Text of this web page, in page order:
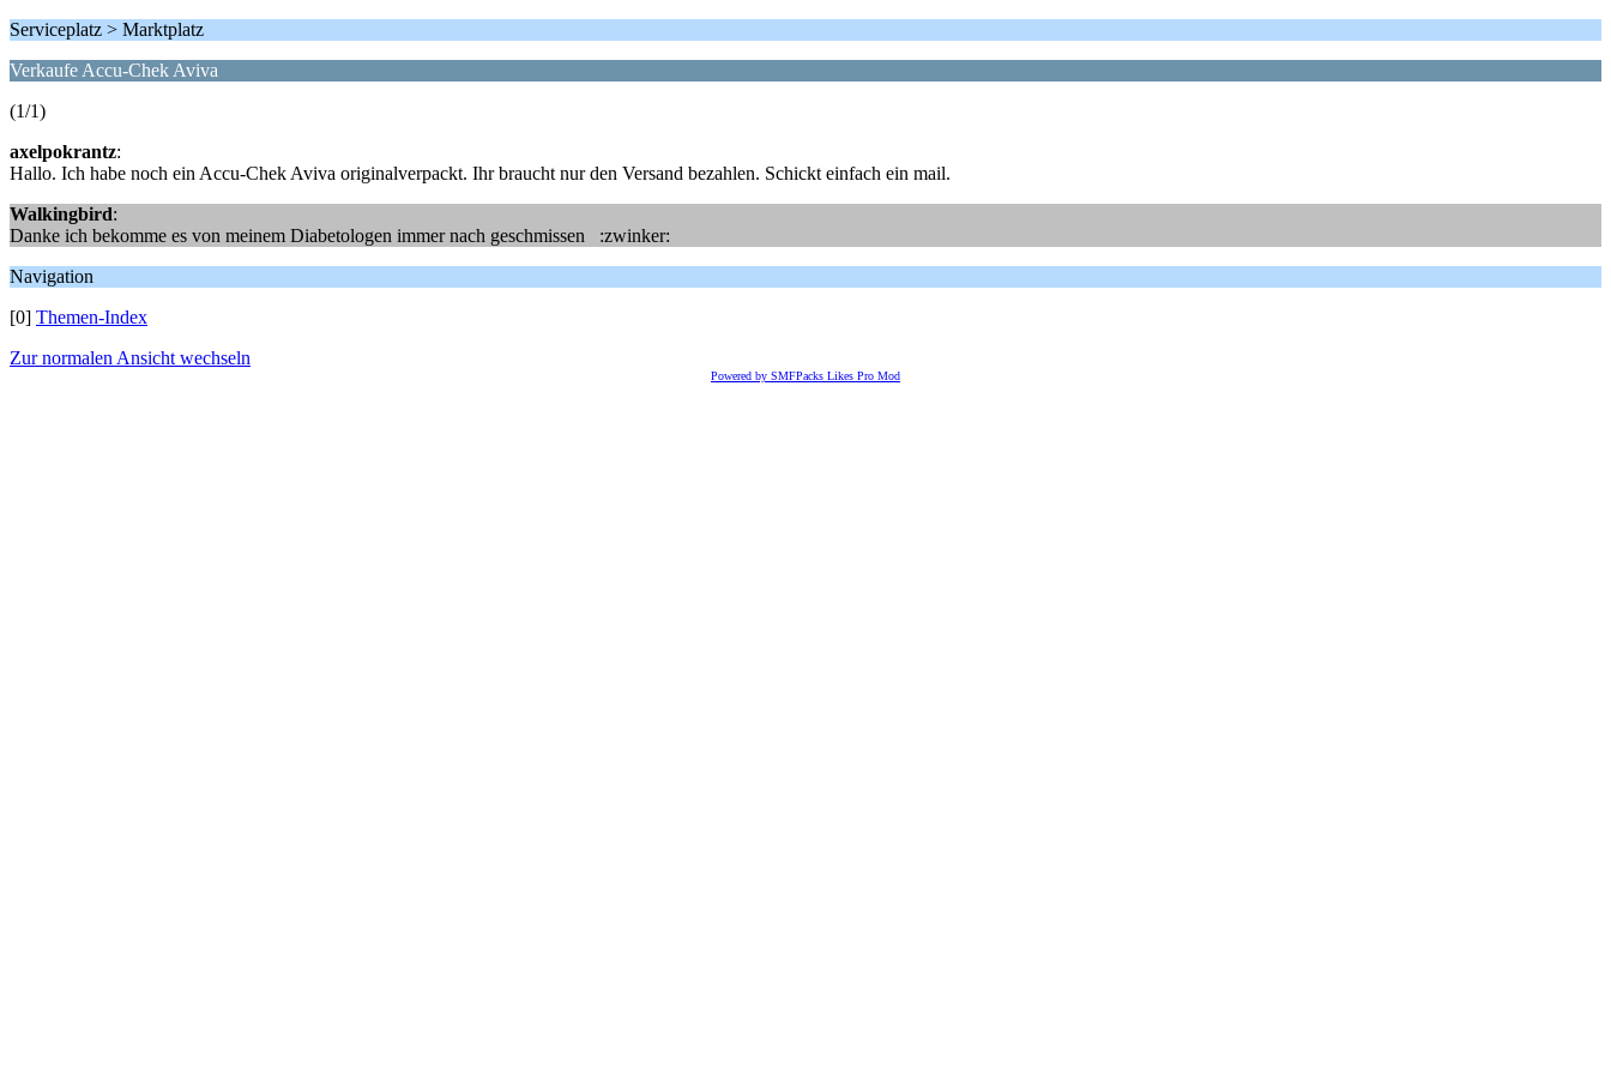
Serviceplatz > Marktplatz
Verkaufe Accu-Chek Aviva
(1/1)
axelpokrantz:
Hallo. Ich habe noch ein Accu-Chek Aviva originalverpackt. Ihr braucht nur den Versand bezahlen. Schickt einfach ein mail.
Walkingbird:
Danke ich bekomme es von meinem Diabetologen immer nach geschmissen :zwinker:
Navigation
[0] Themen-Index
Zur normalen Ansicht wechseln
Powered by SMFPacks Likes Pro Mod